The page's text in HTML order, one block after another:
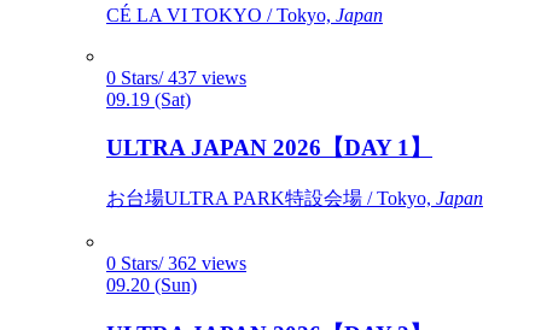
CÉ LA VI TOKYO / Tokyo, Japan
0 Stars/ 437 views
09.19 (Sat)
ULTRA JAPAN 2026【DAY 1】
お台場ULTRA PARK特設会場 / Tokyo, Japan
0 Stars/ 362 views
09.20 (Sun)